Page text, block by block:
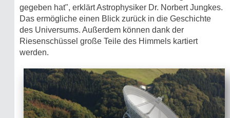
gegeben hat", erklärt Astrophysiker Dr. Norbert Jungkes.
Das ermögliche einen Blick zurück in die Geschichte
des Universums. Außerdem können dank der
Riesenschüssel große Teile des Himmels kartiert
werden.